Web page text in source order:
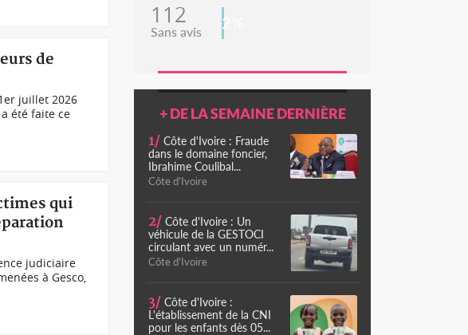
de
juillet 2026
été faite ce
qui
judiciaire
à Gesco,
112
Sans avis 2%
+ DE LA SEMAINE DERNIÈRE
1/ Côte d'Ivoire : Fraude
dans le domaine foncier,
Ibrahime Coulibal...
Côte d'Ivoire
2/ Côte d'Ivoire : Un
véhicule de la GESTOCI
circulant avec un numér...
Côte d'Ivoire
3/ Côte d'Ivoire :
L'établissement de la CNI
pour les enfants dès 05...